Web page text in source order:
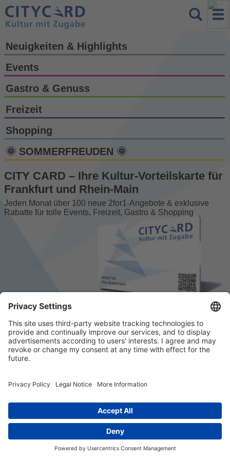
Neuigkeiten & Highlights
Events
Gastro & Genuss
Freizeit
Shopping
🌞 SOMMERFREUDEN 🌞
CITY CARD – Ihre Kultur-Vorteils­karte für
Frankfurt und Rhein-Main
Jeden Monat über 100 neue 2for1-Angebote & exklusive
Rabatte für tolle Events, Freizeit, Gastro & Shopping